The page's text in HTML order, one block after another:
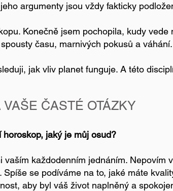
argumenty jsou vždy fakticky
Konečně jsem pochopila, kudy vede
času, marnivých pokusů a váhání.
jak vliv planet funguje. A této
ČASTÉ OTÁZKY
horoskop, jaký je můj osud?
každodenním jednáním. Nepovím
se podíváme na to, jaké máte
aby byl váš život naplněný a